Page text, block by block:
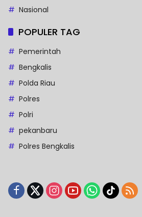
Nasional
POPULER TAG
Pemerintah
Bengkalis
Polda Riau
Polres
Polri
pekanbaru
Polres Bengkalis